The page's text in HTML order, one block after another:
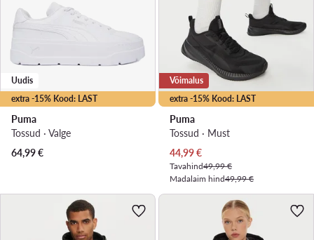
extra -15% Kood: LAST
Uudis
Puma
Tossud · Valge
64,99€
extra -15% Kood: LAST
Võimalus
Puma
Tossud · Must
Praegune hind
44,99€
Tavahind49,99 €
Madalaim hind49,99 €